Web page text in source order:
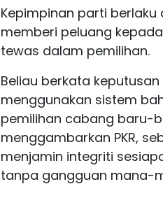
Kepimpinan parti
memberi peluang
tewas dalam pemilihan.
Beliau berkata
menggunakan sistem
pemilihan cabang baru-
menggambarkan PKR,
menjamin integriti
tanpa gangguan mana-